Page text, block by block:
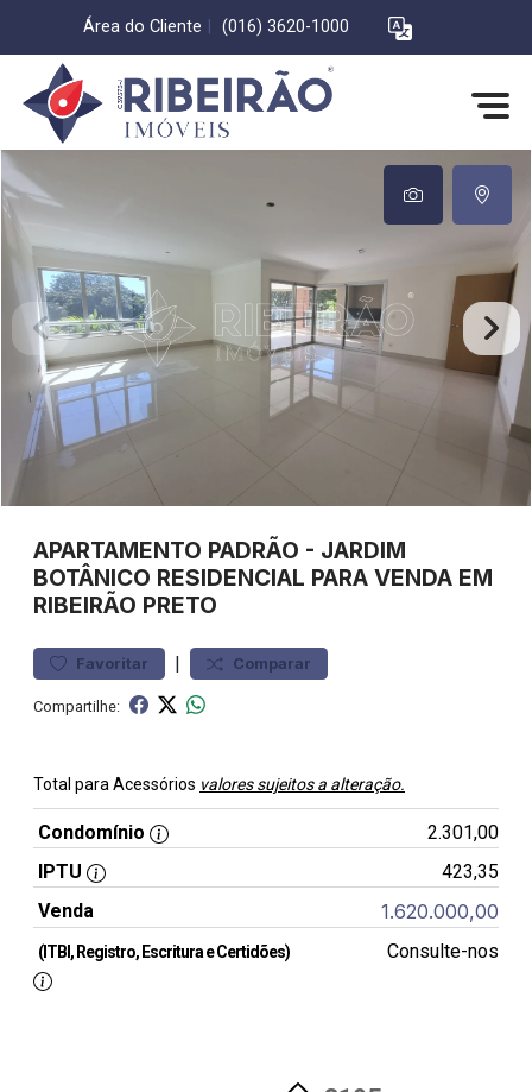
Área do Cliente (016) 3620-1000
APARTAMENTO PADRÃO - JARDIM
BOTÂNICO RESIDENCIAL PARA VENDA EM
RIBEIRÃO PRETO
Favoritar | Comparar
Compartilhe:
Total para Acessórios valores sujeitos a alteração.
Condomínio
2.301,00
IPTU
423,35
Venda
1.620.000,00
(ITBI, Registro, Escritura e Certidões) Consulte-nos